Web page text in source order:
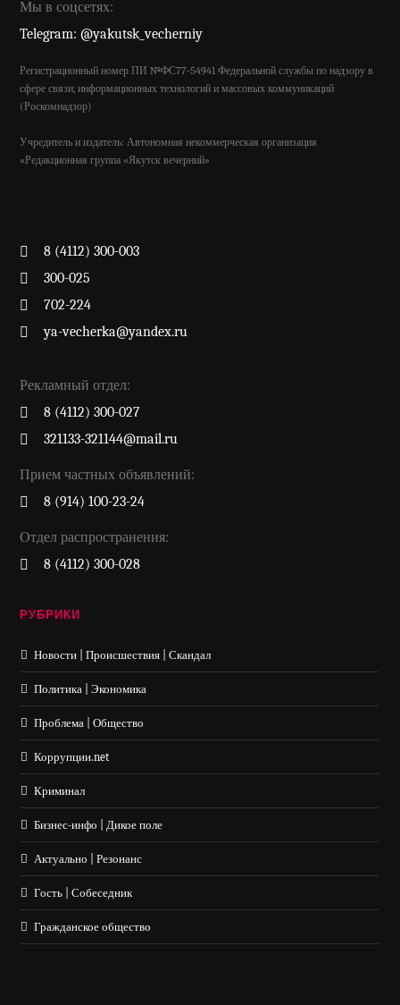
Мы в соцсетях:
Telegram: @yakutsk_vecherniy
Регистрационный номер ПИ №ФС77-54941 Федеральной службы по надзору в
сфере связи, информационных технологий и массовых коммуникаций
(Роскомнадзор)
Учредитель и издатель: Автономная некоммерческая организация
«Редакционная группа «Якутск вечерний»
8 (4112) 300-003
300-025
702-224
ya-vecherka@yandex.ru
Рекламный отдел:
8 (4112) 300-027
321133-321144@mail.ru
Прием частных объявлений:
8 (914) 100-23-24
Отдел распространения:
8 (4112) 300-028
РУБРИКИ
Новости | Происшествия | Скандал
Политика | Экономика
Проблема | Общество
Коррупции.net
Криминал
Бизнес-инфо | Дикое поле
Актуально | Резонанс
Гость | Собеседник
Гражданское общество